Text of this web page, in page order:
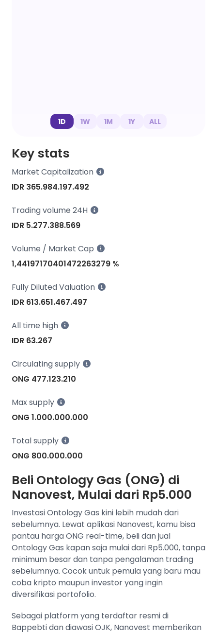
1D 1W 1M 1Y ALL
Key stats
Market Capitalization
IDR 365.984.197.492
Trading volume 24H
IDR 5.277.388.569
Volume / Market Cap
1,44197170401472263279 %
Fully Diluted Valuation
IDR 613.651.467.497
All time high
IDR 63.267
Circulating supply
ONG 477.123.210
Max supply
ONG 1.000.000.000
Total supply
ONG 800.000.000
Beli Ontology Gas (ONG) di
Nanovest, Mulai dari Rp5.000
Investasi Ontology Gas kini lebih mudah dari
sebelumnya. Lewat aplikasi Nanovest, kamu bisa
pantau harga ONG real-time, beli dan jual
Ontology Gas kapan saja mulai dari Rp5.000, tanpa
minimum besar dan tanpa pengalaman trading
sebelumnya. Cocok untuk pemula yang baru mau
coba kripto maupun investor yang ingin
diversifikasi portofolio.
Sebagai platform yang terdaftar resmi di
Bappebti dan diawasi OJK, Nanovest memberikan